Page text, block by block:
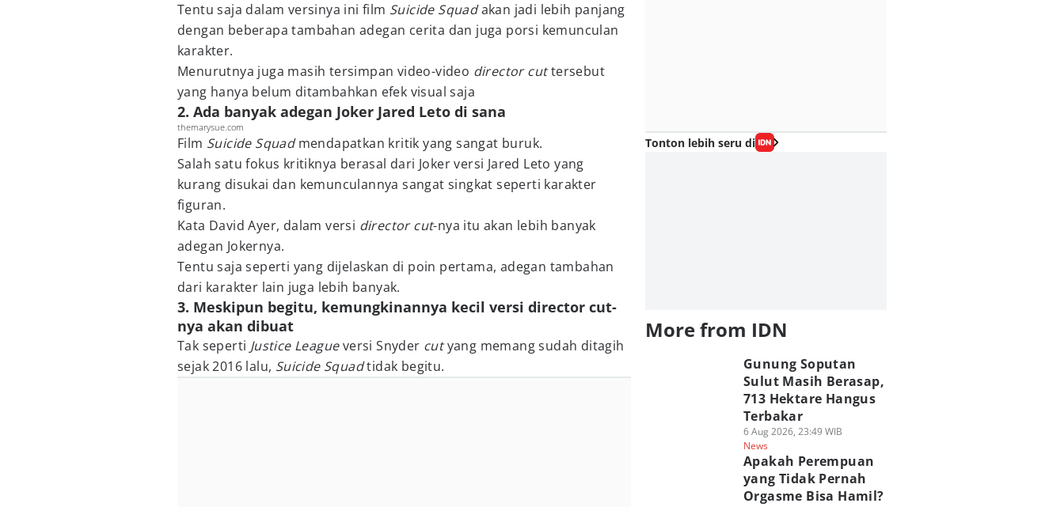
Tentu saja dalam versinya ini film Suicide Squadakan jadi lebih panjang
dengan beberapa tambahan adegan cerita dan juga porsi kemunculan
karakter.
Menurutnya juga masih tersimpan video-video director cuttersebut
yang hanya belum ditambahkan efek visual saja
2. Ada banyak adegan Joker Jared Leto di sana
themarysue.com
Film Suicide Squadmendapatkan kritik yang sangat buruk.
Salah satu fokus kritiknya berasal dari Joker versi Jared Leto yang
kurang disukai dan kemunculannya sangat singkat seperti karakter
figuran.
Kata David Ayer, dalam versi director cut-nya itu akan lebih banyak
adegan Jokernya.
Tentu saja seperti yang dijelaskan di poin pertama, adegan tambahan
dari karakter lain juga lebih banyak.
3. Meskipun begitu, kemungkinannya kecil versi director cut-
nya akan dibuat
Tak seperti Justice Leagueversi Snyder cutyang memang sudah ditagih
sejak 2016 lalu, Suicide Squadtidak begitu.
Tonton lebih seru di
More from IDN
Gunung Soputan
Sulut Masih Berasap,
713 Hektare Hangus
Terbakar
6 Aug 2026, 23:49 WIB
News
Apakah Perempuan
yang Tidak Pernah
Orgasme Bisa Hamil?